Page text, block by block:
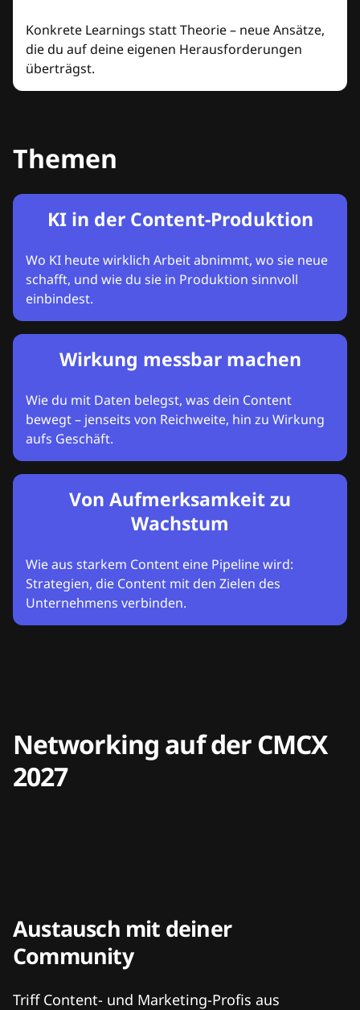
Konkrete Learnings statt Theorie – neue Ansätze,
die du auf deine eigenen Herausforderungen
überträgst.
Themen
KI in der Content-Produktion
Wo KI heute wirklich Arbeit abnimmt, wo sie neue
schafft, und wie du sie in Produktion sinnvoll
einbindest.
Wirkung messbar machen
Wie du mit Daten belegst, was dein Content
bewegt – jenseits von Reichweite, hin zu Wirkung
aufs Geschäft.
Von Aufmerksamkeit zu
Wachstum
Wie aus starkem Content eine Pipeline wird:
Strategien, die Content mit den Zielen des
Unternehmens verbinden.
Networking auf der CMCX
2027
Austausch mit deiner
Community
Triff Content- und Marketing-Profis aus